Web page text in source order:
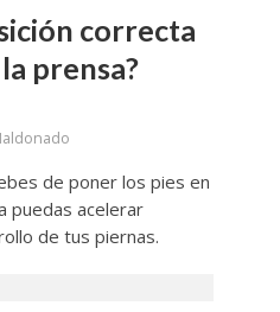
correcta
prensa?
de poner los pies en
puedas acelerar
de tus piernas.